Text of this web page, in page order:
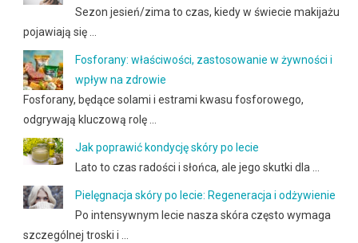
Sezon jesień/zima to czas, kiedy w świecie makijażu
pojawiają się …
Fosforany: właściwości, zastosowanie w żywności i
wpływ na zdrowie
Fosforany, będące solami i estrami kwasu fosforowego,
odgrywają kluczową rolę …
Jak poprawić kondycję skóry po lecie
Lato to czas radości i słońca, ale jego skutki dla …
Pielęgnacja skóry po lecie: Regeneracja i odżywienie
Po intensywnym lecie nasza skóra często wymaga
szczególnej troski i …